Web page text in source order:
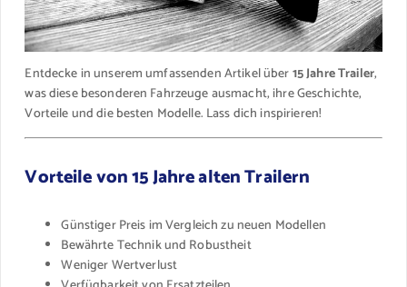
Entdecke in unserem umfassenden Artikel über15 Jahre Trailer,
was diese besonderen Fahrzeuge ausmacht, ihre Geschichte,
Vorteile und die besten Modelle. Lass dich inspirieren!
Vorteile von 15 Jahre alten Trailern
Günstiger Preis im Vergleich zu neuen Modellen
Bewährte Technik und Robustheit
Weniger Wertverlust